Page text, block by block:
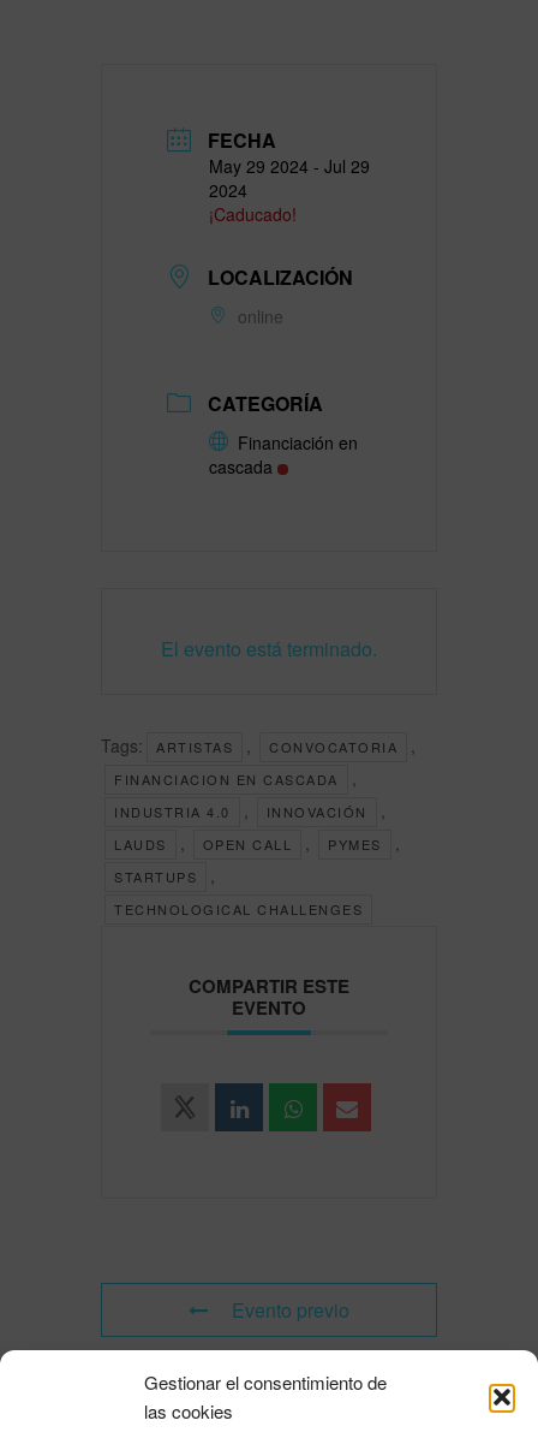
Gestionar el consentimiento de
las cookies
FECHA
May 29 2024 - Jul 29
2024
¡Caducado!
LOCALIZACIÓN
online
CATEGORÍA
Financiación en
cascada
El evento está terminado.
Tags: ARTISTAS , CONVOCATORIA ,
FINANCIACION EN CASCADA ,
INDUSTRIA 4.0 , INNOVACIÓN ,
LAUDS , OPEN CALL , PYMES ,
STARTUPS ,
TECHNOLOGICAL CHALLENGES
COMPARTIR ESTE
EVENTO
Evento previo
Evento siguiente